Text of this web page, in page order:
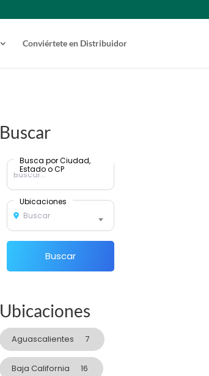
Conviértete en Distribuidor
Buscar
Busca por Ciudad,
Estado o CP
Ubicaciones
Buscar
Buscar
Ubicaciones
Aguascalientes 7
Baja California 16